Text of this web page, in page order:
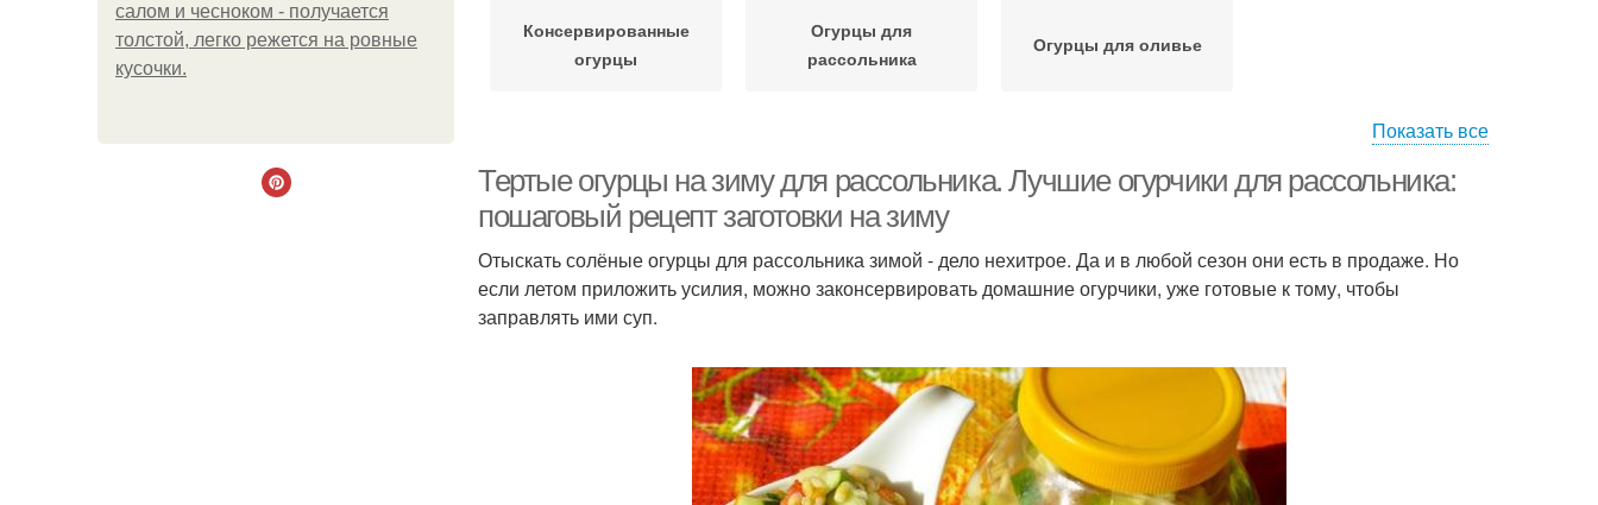
салом и чесноком - получается
толстой, легко режется на ровные
кусочки.
Консервированные
огурцы
Огурцы для
рассольника
Огурцы для оливье
Показать все
Тертые огурцы на зиму для рассольника. Лучшие огурчики для рассольника:
пошаговый рецепт заготовки на зиму
Отыскать солёные огурцы для рассольника зимой - дело нехитрое. Да и в любой сезон они есть в продаже. Но
если летом приложить усилия, можно законсервировать домашние огурчики, уже готовые к тому, чтобы
заправлять ими суп.